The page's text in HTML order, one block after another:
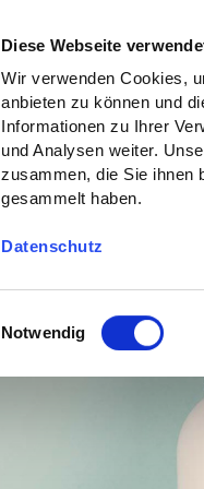
Diese Webseite
Wir verwenden Cookies,
anbieten zu können und
Informationen zu Ihrer
und Analysen weiter.
zusammen, die Sie ihnen
gesammelt haben.
Datenschutz
i
Notwendig